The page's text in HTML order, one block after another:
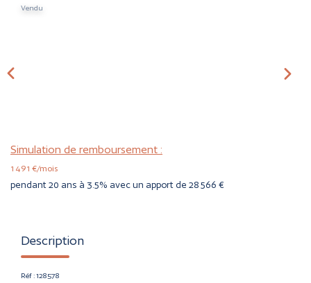
ESTIMER
Vendu
Simulation de remboursement :
1 491 €/mois
pendant 20 ans à 3.5% avec un apport de 28 566 €
Description
Réf : 128578